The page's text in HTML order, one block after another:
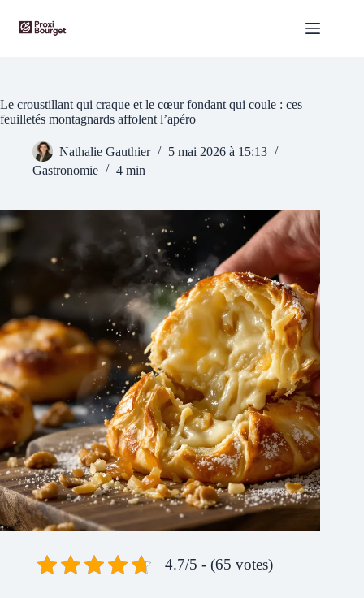
contenu
Le croustillant qui craque et le cœur fondant qui coule : ces
feuilletés montagnards affolent l’apéro
Nathalie Gauthier
5 mai 2026 à 15:13
Gastronomie
4 min
4.7/5 - (65 votes)